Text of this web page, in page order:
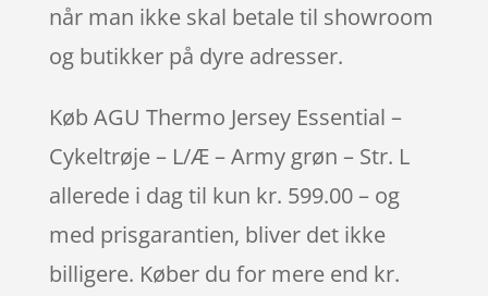
når man ikke skal betale til showroom
og butikker på dyre adresser.
Køb AGU Thermo Jersey Essential –
Cykeltrøje – L/Æ – Army grøn – Str. L
allerede i dag til kun kr. 599.00 – og
med prisgarantien, bliver det ikke
billigere. Køber du for mere end kr.